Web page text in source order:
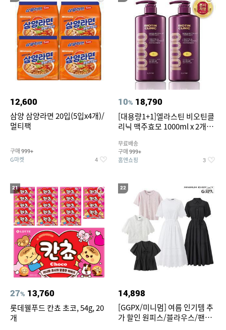
12,600
삼양 삼양라면 20입(5입x4개)/
멀티팩
구매 999+
G마켓 4
10% 18,790
[대용량1+1]엘라스틴 비오틴클
리닉 맥주효모 1000ml x 2개
무료배송
구매 999+
홈앤쇼핑 3
21
27% 13,760
롯데웰푸드 칸쵸 초코, 54g, 20
개
22
14,898
[GGPX/미니멈] 여름 인기템 추
가 할인 원피스/블라우스/팬츠